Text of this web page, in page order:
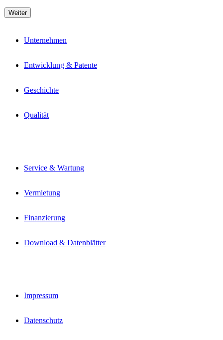
Weiter
Unternehmen
Entwicklung & Patente
Geschichte
Qualität
Service & Wartung
Vermietung
Finanzierung
Download & Datenblätter
Impressum
Datenschutz